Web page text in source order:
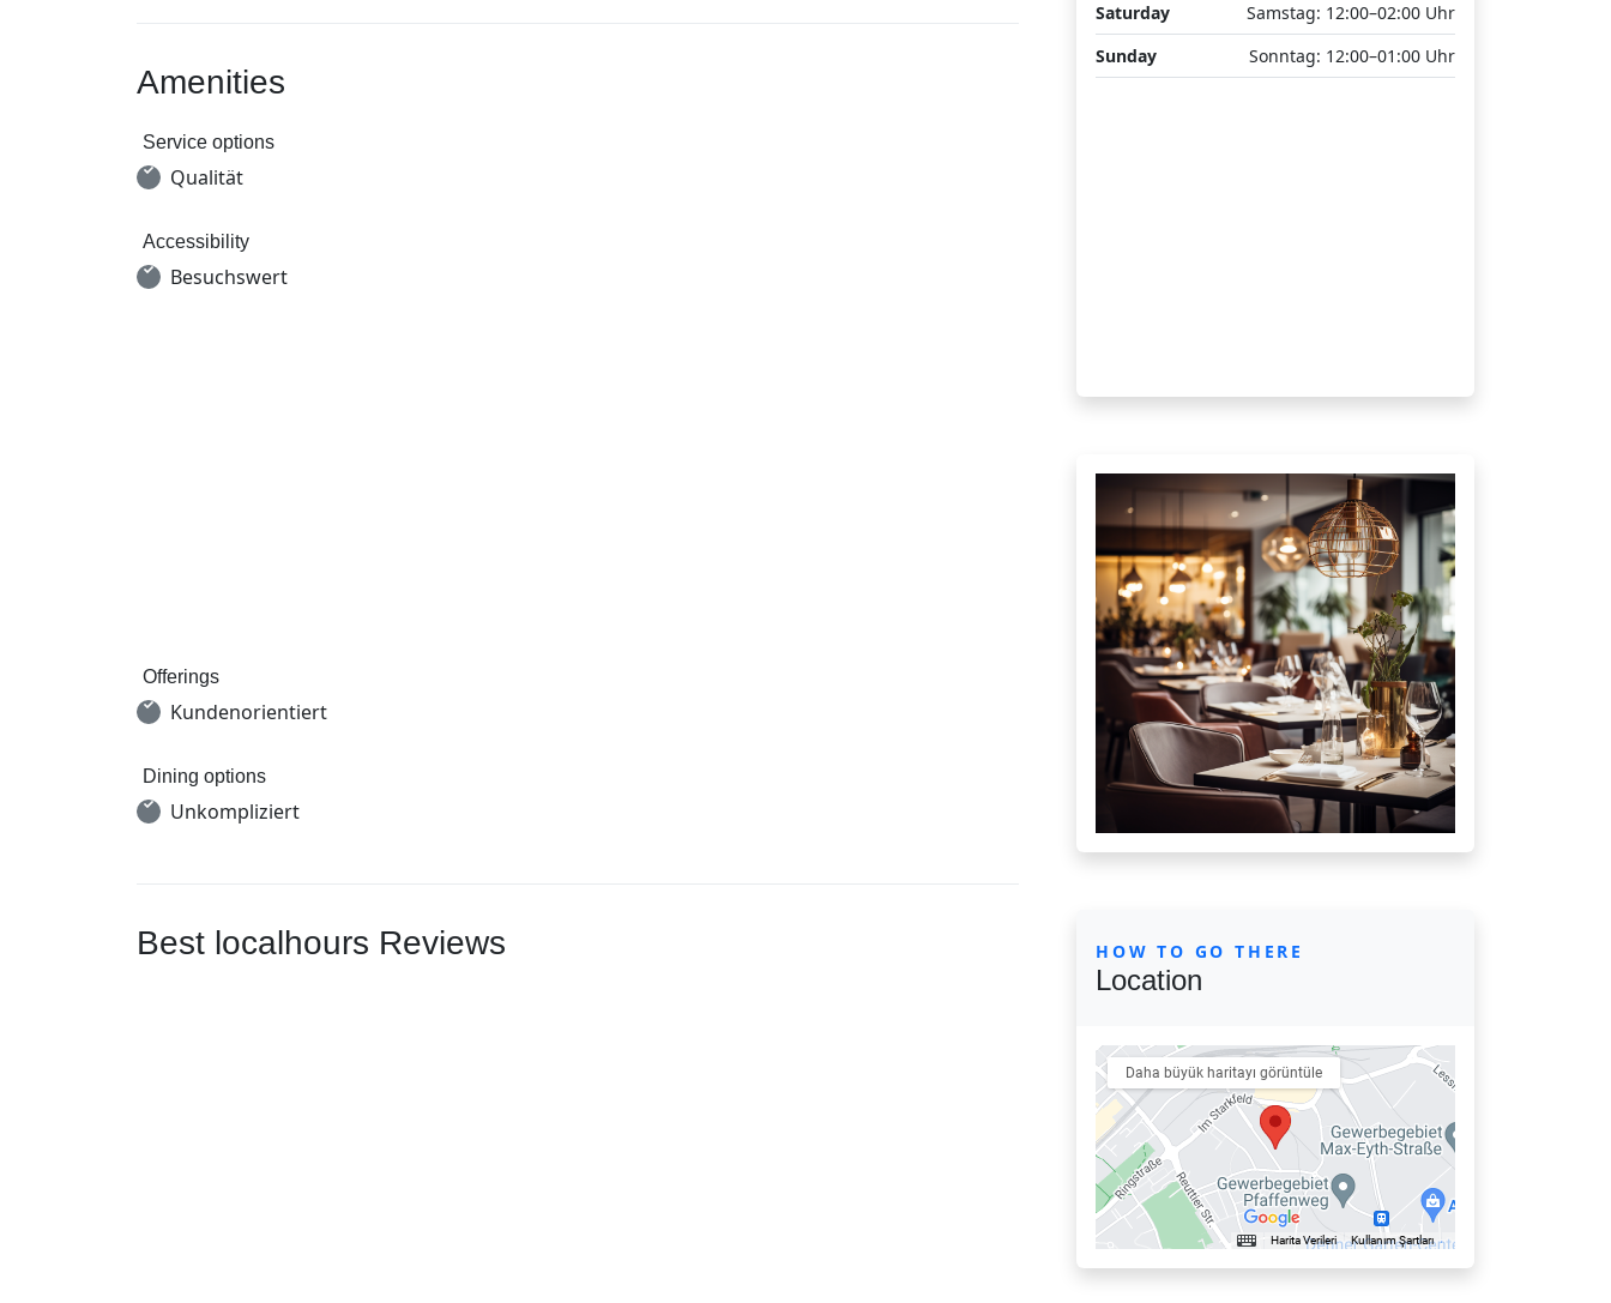
Amenities
Service options
Qualität
Accessibility
Besuchswert
Offerings
Kundenorientiert
Dining options
Unkompliziert
Best localhours Reviews
Saturday
Samstag: 12:00–02:00 Uhr
Sunday
Sonntag: 12:00–01:00 Uhr
HOW TO GO THERE
Location